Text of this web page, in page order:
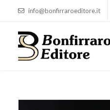
info@bonfirraroeditore.it